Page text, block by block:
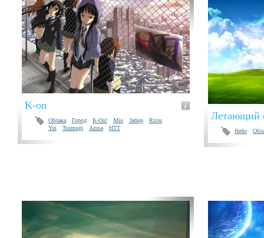
K-on
Облака Город K-On! Mio Забор
Ritsu
Yui
Tsumugi Azusa HTT
Летающий
Небо